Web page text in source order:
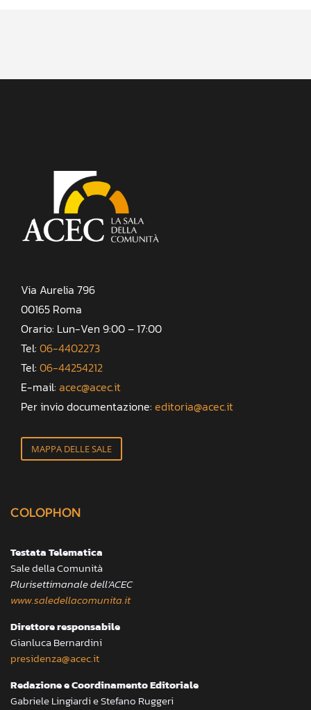
Via Aurelia 796
00165 Roma
Orario: Lun-Ven 9:00 – 17:00
Tel: 06-4402273
Tel: 06-44254212
E-mail: acec@acec.it
Per invio documentazione: editoria@acec.it
MAPPA DELLE SALE
COLOPHON
Testata Telematica
Sale della Comunità
Plurisettimanale dell’ACEC
www.saledellacomunita.it
Direttore responsabile
Gianluca Bernardini
presidenza@acec.it
Redazione e Coordinamento Editoriale
Gabriele Lingiardi e Stefano Ruggeri